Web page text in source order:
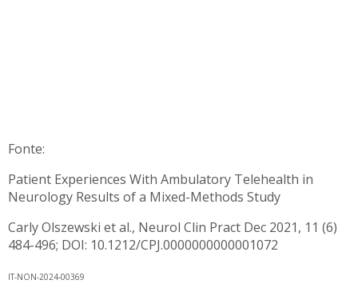
Fonte:
Patient Experiences With Ambulatory Telehealth in
Neurology Results of a Mixed-Methods Study
Carly Olszewski et al., Neurol Clin Pract Dec 2021, 11 (6)
484-496; DOI: 10.1212/CPJ.0000000000001072
IT-NON-2024-00369